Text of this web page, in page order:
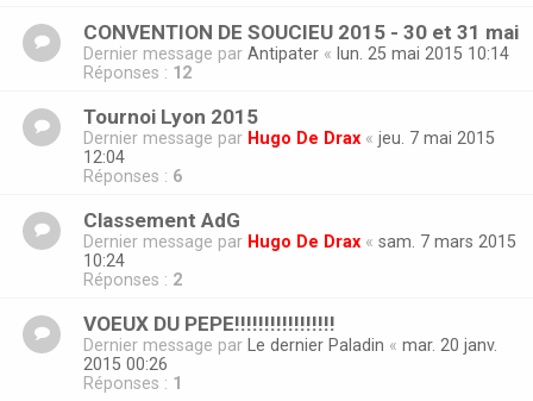
CONVENTION DE SOUCIEU 2015 - 30 et 31 mai
Dernier message par Antipater « lun. 25 mai 2015 10:14
Réponses : 12
Tournoi Lyon 2015
Dernier message par Hugo De Drax « jeu. 7 mai 2015
12:04
Réponses : 6
Classement AdG
Dernier message par Hugo De Drax « sam. 7 mars 2015
10:24
Réponses : 2
VOEUX DU PEPE!!!!!!!!!!!!!!!!!
Dernier message par Le dernier Paladin « mar. 20 janv.
2015 00:26
Réponses : 1